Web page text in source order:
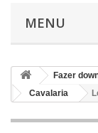
MENU
Fazer
Cavalaria